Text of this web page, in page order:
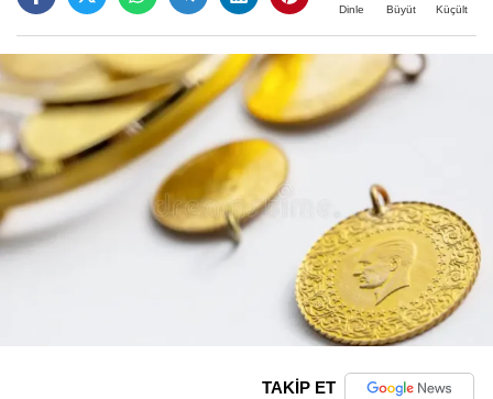
Dinle Büyüt Küçült
TAKİP ET